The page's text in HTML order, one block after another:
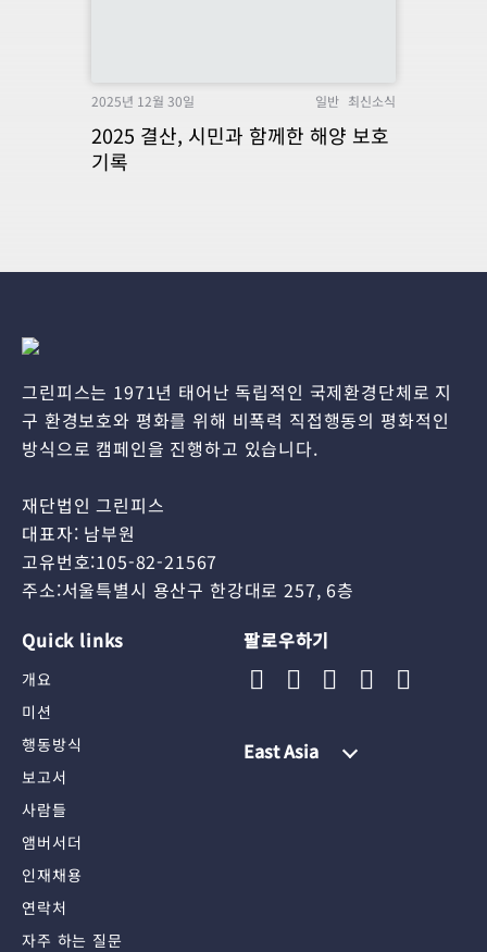
2025년 12월 30일 일반 최신소식
2025 결산, 시민과 함께한 해양 보호
기록
그린피스는 1971년 태어난 독립적인 국제환경단체로 지
구 환경보호와 평화를 위해 비폭력 직접행동의 평화적인
방식으로 캠페인을 진행하고 있습니다.
재단법인 그린피스
대표자: 남부원
고유번호:105-82-21567
주소:서울특별시 용산구 한강대로 257, 6층
Quick links
개요
미션
행동방식
보고서
사람들
앰버서더
인재채용
연락처
자주 하는 질문
팔로우하기
East Asia